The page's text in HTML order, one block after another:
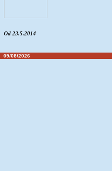
Od 23.5.2014
09/08/2026